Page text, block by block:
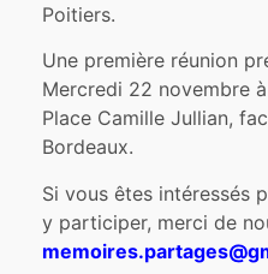
Poitiers.
Une première réunion
Mercredi 22 novembre
Place Camille Jullian,
Bordeaux.
Si vous êtes intéressés
y participer, merci de